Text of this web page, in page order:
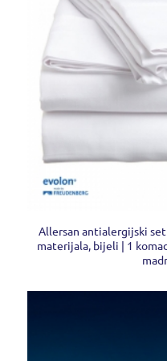
Allersan antialergijski
materijala, bijeli | 1